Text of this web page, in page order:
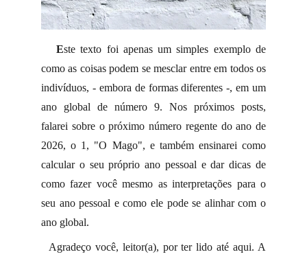
Este texto foi apenas um simples exemplo de
como as coisas podem se mesclar entre em todos os
indivíduos, - embora de formas diferentes -, em um
ano global de número 9. Nos próximos posts,
falarei sobre o próximo número regente do ano de
2026, o 1, "O Mago", e também ensinarei como
calcular o seu próprio ano pessoal e dar dicas de
como fazer você mesmo as interpretações para o
seu ano pessoal e como ele pode se alinhar com o
ano global.
Agradeço você, leitor(a), por ter lido até aqui. A